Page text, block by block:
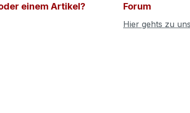
einem Artikel? Forum
Hier gehts zu